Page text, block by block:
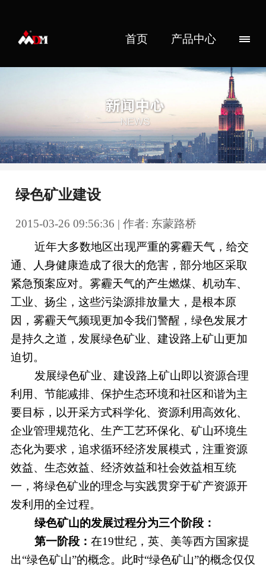
首页 产品中心
绿色矿业建设
2015-03-26 09:56:36 | 作者: 东蒙路桥
近年大多数地区出现严重的雾霾天气，给交
通、人身健康造成了很大的危害，部分地区采取
紧急预案应对。雾霾天气的产生燃煤、机动车、
工业、扬尘，这些污染源排放量大，是根本原
因，雾霾天气频现更加令我们警醒，绿色发展才
是持久之道，发展绿色矿业、建设路上矿山更加
迫切。
发展绿色矿业、建设路上矿山即以资源合理
利用、节能减排、保护生态环境和社区和谐为主
要目标，以开采方式科学化、资源利用高效化、
企业管理规范化、生产工艺环保化、矿山环境生
态化为要求，追求循环经济发展模式，注重资源
效益、生态效益、经济效益和社会效益相互统
一，将绿色矿业的理念与实践贯穿于矿产资源开
发利用的全过程。
绿色矿山的发展过程分为三个阶段：
第一阶段： 在19世纪，英、美等西方国家提
出“绿色矿山”的概念。此时“绿色矿山”的概念仅仅